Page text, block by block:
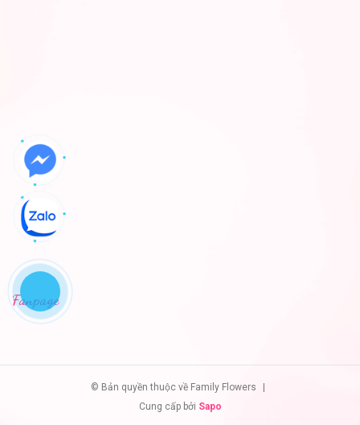
Fanpage
© Bản quyền thuộc về Family Flowers
Cung cấp bởi Sapo